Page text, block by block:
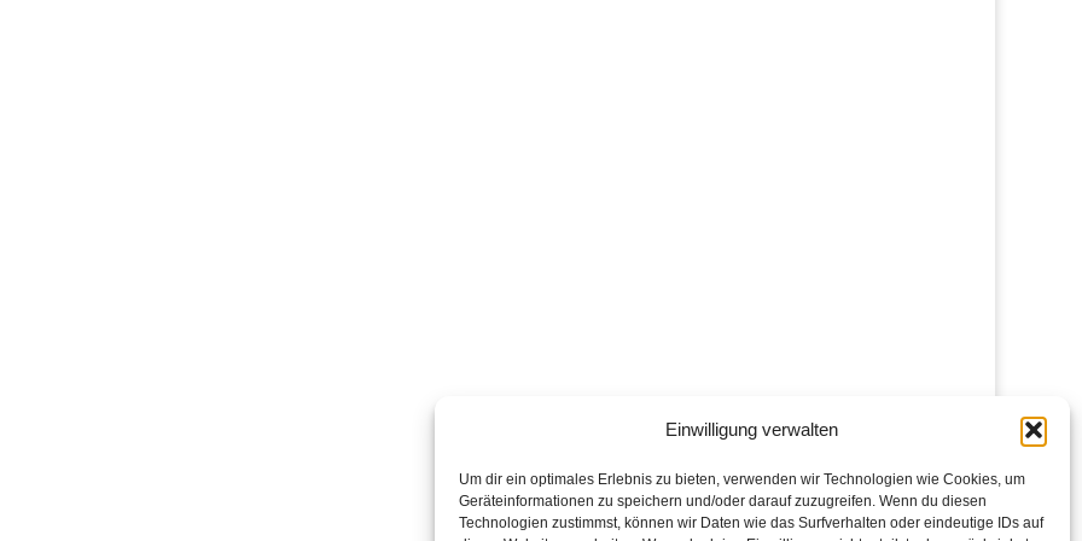
Einwilligung verwalten
Um dir ein optimales Erlebnis zu bieten, verwenden wir Technologien wie Cookies, um
Geräteinformationen zu speichern und/oder darauf zuzugreifen. Wenn du diesen
Technologien zustimmst, können wir Daten wie das Surfverhalten oder eindeutige IDs auf